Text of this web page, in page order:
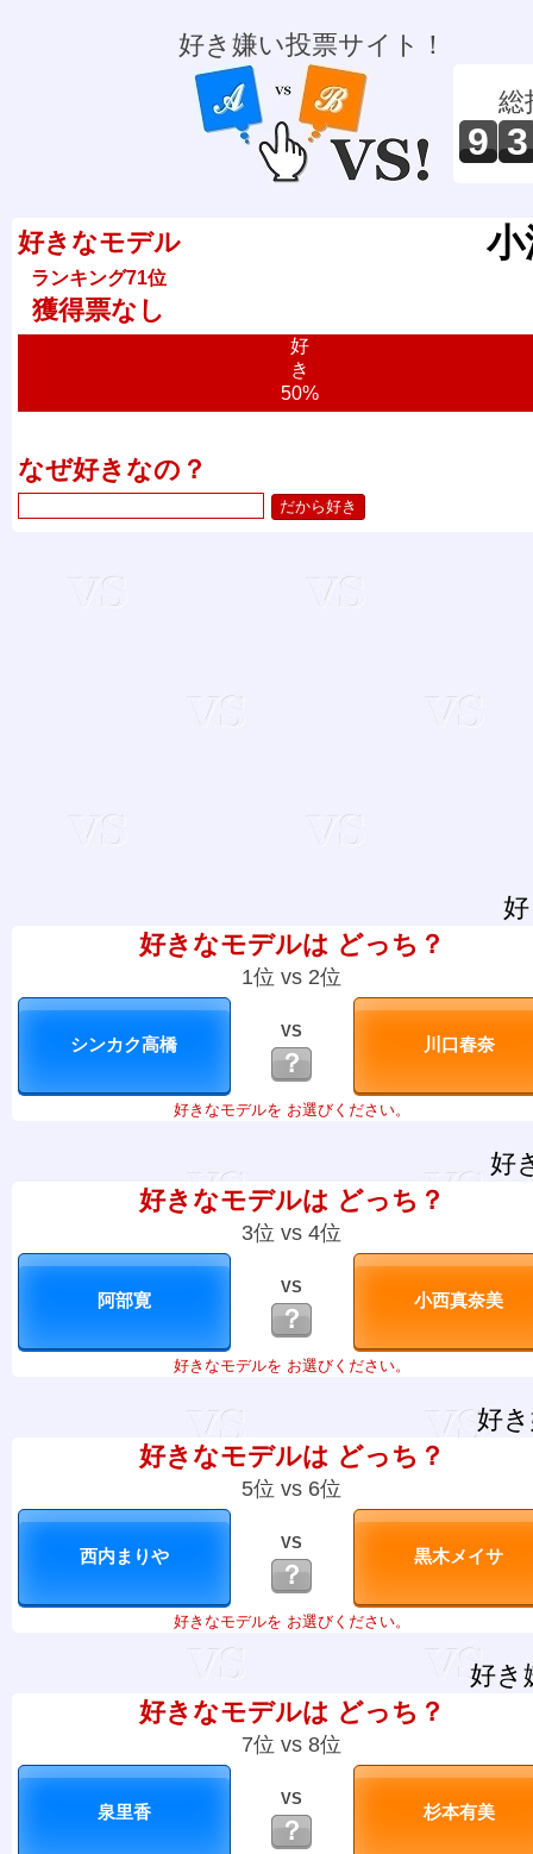
好き嫌い投票サイト！
総
9 3
好きなモデル
ランキング71位
獲得票なし
好
き
50%
なぜ好きなの？
好きなモデルは どっち？
1位 vs 2位
VS
？
好きなモデルを お選びください。
好
好きなモデルは どっち？
3位 vs 4位
VS
？
好きなモデルを お選びください。
好
好きなモデルは どっち？
5位 vs 6位
VS
？
好きなモデルを お選びください。
好き
好きなモデルは どっち？
7位 vs 8位
VS
？